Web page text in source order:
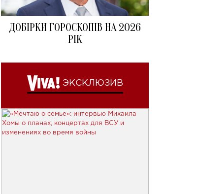
ДОБІРКИ ГОРОСКОПІВ НА 2026
РІК
ЭКСКЛЮЗИВ